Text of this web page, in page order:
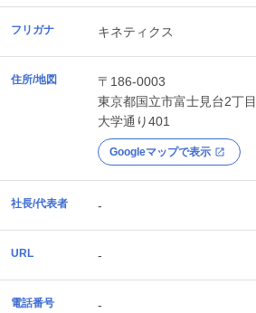
フリガナ キネティクス
住所/地図
〒186-0003
東京都国立市富士見台2丁
大学通り401
Googleマップで表示
社長/代表者 -
URL -
電話番号 -